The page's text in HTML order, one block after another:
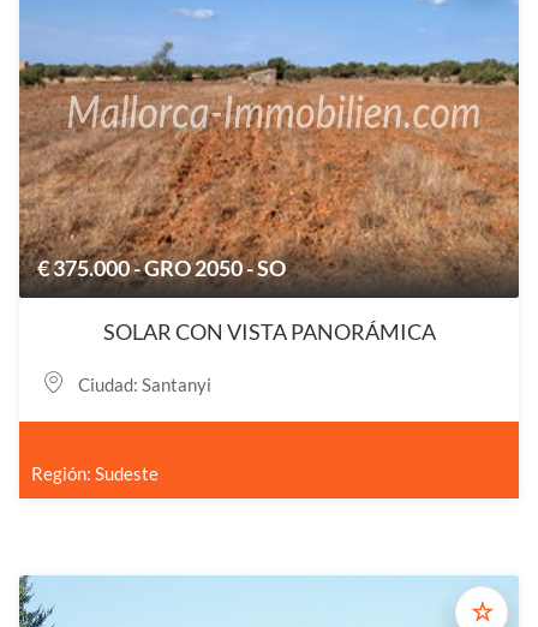
€ 375.000 - GRO 2050 - SO
SOLAR CON VISTA PANORÁMICA
Ciudad: Santanyi
Región: Sudeste
☆